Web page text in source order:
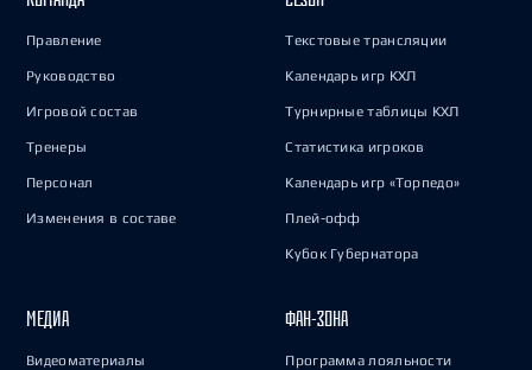
Правление
Руководство
Игровой состав
Тренеры
Персонал
Изменения в составе
Текстовые трансляции
Календарь игр КХЛ
Турнирные таблицы КХЛ
Статистика игроков
Календарь игр «Торпедо»
Плей-офф
Кубок Губернатора
МЕДИА
Видеоматериалы
ФАН-ЗОНА
Программа лояльности